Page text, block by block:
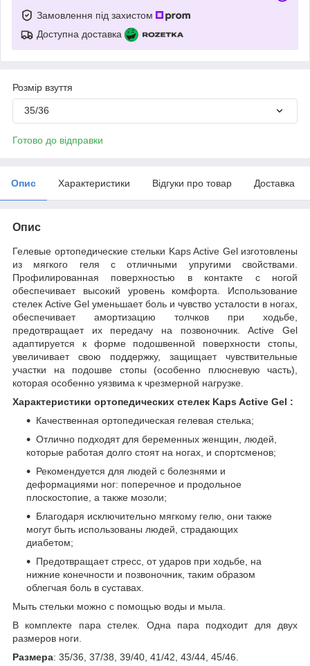
Замовлення під захистом
Доступна доставка
Розмір взуття
35/36
Готово до відправки
Опис Характеристики Відгуки про товар Доставка
Опис
Гелевые ортопедические стельки Kaps Active Gel изготовлены
из мягкого геля с отличными упругими свойствами.
Профилированная поверхностью в контакте с ногой
обеспечивает высокий уровень комфорта. Использование
стелек Active Gel уменьшает боль и чувство усталости в ногах,
обеспечивает амортизацию толчков при ходьбе,
предотвращает их передачу на позвоночник. Active Gel
адаптируется к форме подошвенной поверхности стопы,
увеличивает свою поддержку, защищает чувствительные
участки на подошве стопы (особенно плюсневую часть),
которая особенно уязвима к чрезмерной нагрузке.
Характеристики ортопедических стелек Kaps Active Gel :
Качественная ортопедическая гелевая стелька;
Отлично подходят для беременных женщин, людей,
которые работая долго стоят на ногах, и спортсменов;
Рекомендуется для людей с болезнями и
деформациями ног: поперечное и продольное
плоскостопие, а также мозоли;
Благодаря исключительно мягкому гелю, они также
могут быть использованы людей, страдающих
диабетом;
Предотвращает стресс, от ударов при ходьбе, на
нижние конечности и позвоночник, таким образом
облегчая боль в суставах.
Мыть стельки можно с помощью воды и мыла.
В комплекте пара стелек. Одна пара подходит для двух
размеров ноги.
Размера: 35/36, 37/38, 39/40, 41/42, 43/44, 45/46.